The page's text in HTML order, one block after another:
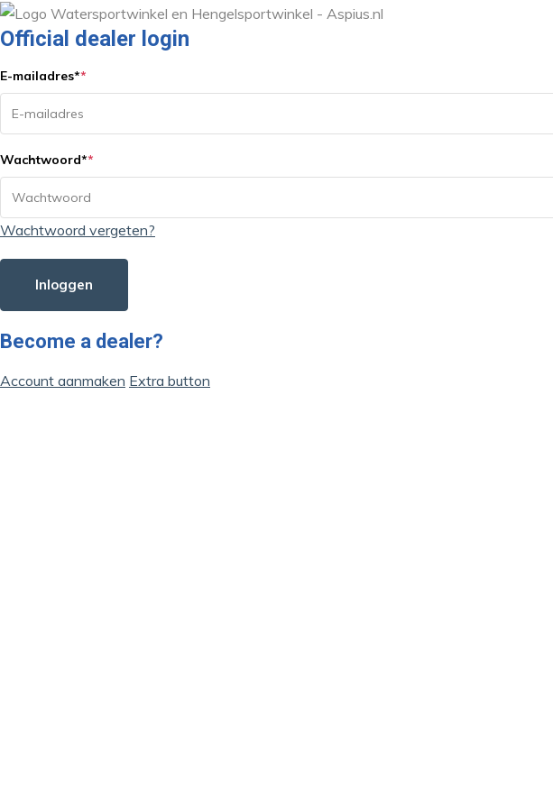
Official dealer login
E-mailadres**
Wachtwoord**
Wachtwoord vergeten?
Inloggen
Become a dealer?
Account aanmaken Extra button